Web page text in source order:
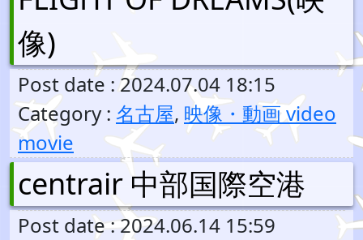
像)
Post date : 2024.07.04 18:15
Category : 名古屋, 映像・動画 video
movie
centrair 中部国際空港
Post date : 2024.06.14 15:59